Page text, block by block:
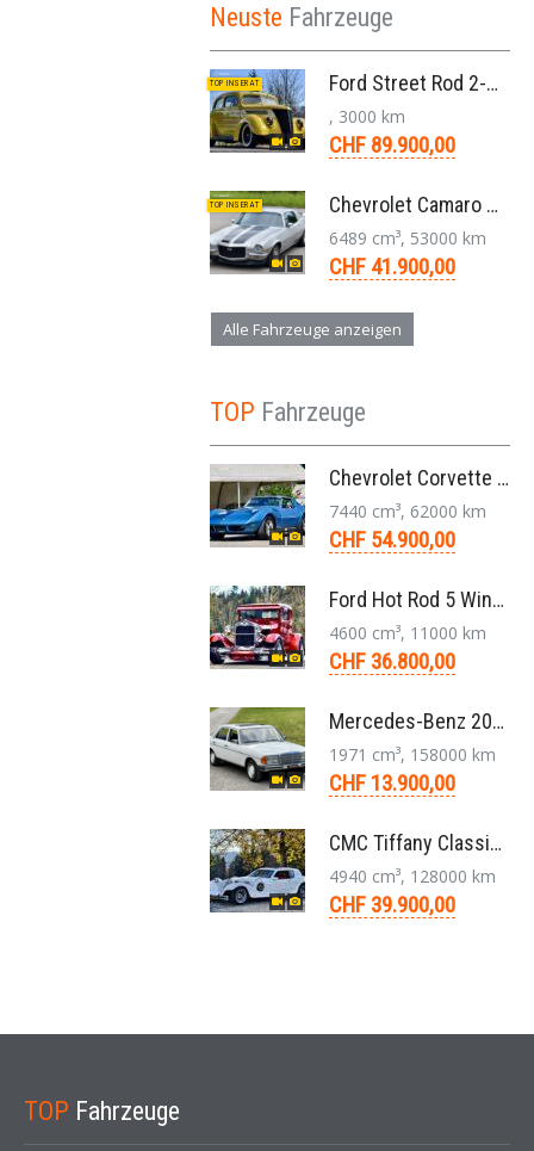
Neuste Fahrzeuge
TOP INSERAT Ford Street Rod 2-Door V8 Aut. 1937
, 3000 km
CHF 89.900,00
TOP INSERAT Chevrolet Camaro SS 396 LS3 Coupe Aut. 1971
6489 cm³, 53000 km
CHF 41.900,00
Alle Fahrzeuge anzeigen
TOP Fahrzeuge
Chevrolet Corvette Stingray Targa C3 454-V8 4-Gang 1974
7440 cm³, 62000 km
CHF 54.900,00
Ford Hot Rod 5 Window 283 V8 4-Gang 1929
4600 cm³, 11000 km
CHF 36.800,00
Mercedes-Benz 200 W123 1979 Veteranenfahrzeug Handschaltung Schiebedach
1971 cm³, 158000 km
CHF 13.900,00
CMC Tiffany Classic Coupé Neoklassiker 5.0 V8 1991
4940 cm³, 128000 km
CHF 39.900,00
TOP Fahrzeuge